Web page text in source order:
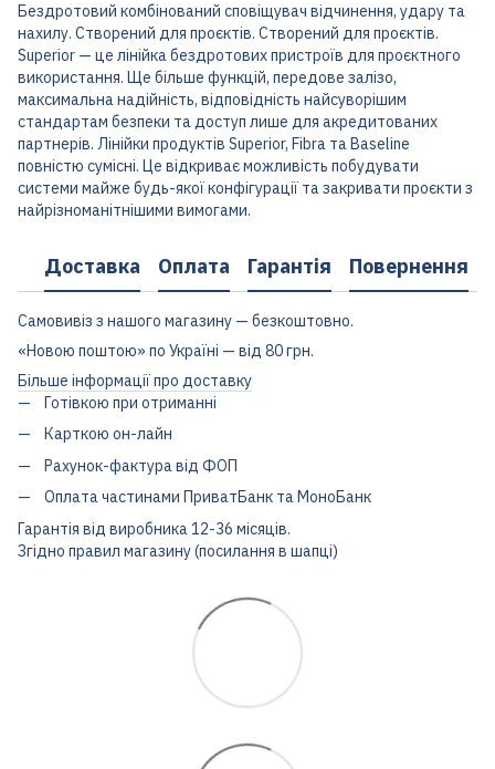
Бездротовий комбінований сповіщувач відчинення, удару та
нахилу. Створений для проєктів. Створений для проєктів.
Superior — це лінійка бездротових пристроїв для проєктного
використання. Ще більше функцій, передове залізо,
максимальна надійність, відповідність найсуворішим
стандартам безпеки та доступ лише для акредитованих
партнерів. Лінійки продуктів Superior, Fibra та Baseline
повністю сумісні. Це відкриває можливість побудувати
системи майже будь-якої конфігурації та закривати проєкти з
найрізноманітнішими вимогами.
Доставка Оплата Гарантія Повернення
Самовивіз з нашого магазину — безкоштовно.
«Новою поштою» по Україні — від 80 грн.
Більше інформації про доставку
Готівкою при отриманні
Карткою он-лайн
Рахунок-фактура від ФОП
Оплата частинами ПриватБанк та МоноБанк
Гарантія від виробника 12-36 місяців.
Згідно правил магазину (посилання в шапці)